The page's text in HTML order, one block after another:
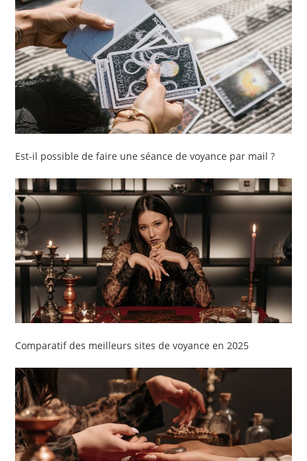
Est-il possible de faire une séance de voyance par mail ?
Comparatif des meilleurs sites de voyance en 2025